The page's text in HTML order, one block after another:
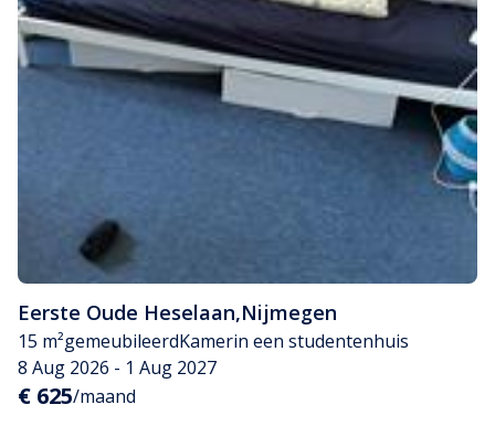
Eerste Oude Heselaan,Nijmegen
15 m²gemeubileerdKamerin een studentenhuis
8 Aug 2026 - 1 Aug 2027
€ 625/maand